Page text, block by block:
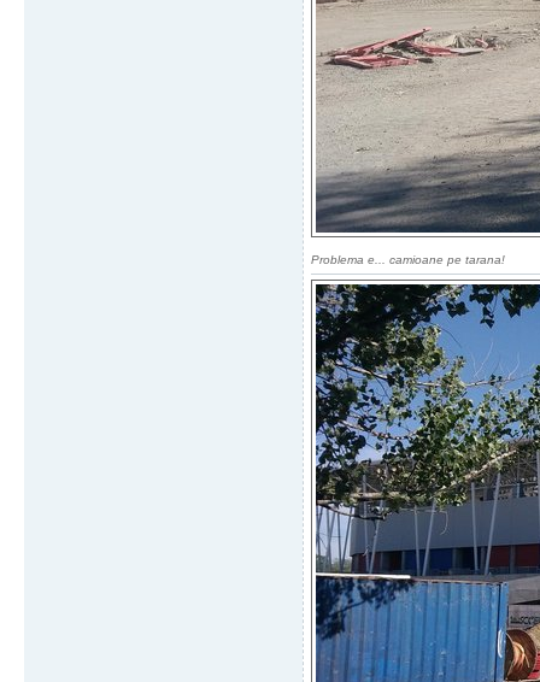
Problema e... camioane pe tarana!